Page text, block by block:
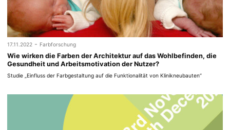
17.11.2022 - Farbforschung
Wie wirken die Farben der Architektur auf das Wohlbefinden, die
Gesundheit und Arbeitsmotivation der Nutzer?
Studie „Einfluss der Farbgestaltung auf die Funktionalität von Klinikneubauten“